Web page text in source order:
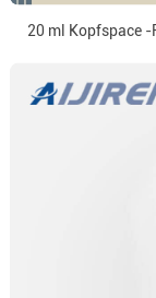
20 ml Kopfspace